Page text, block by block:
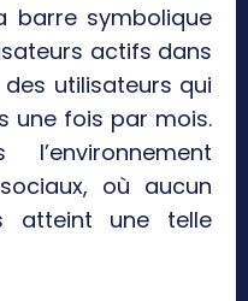
barre symbolique
actifs dans
utilisateurs qui
une fois par mois.
où aucun
atteint une telle